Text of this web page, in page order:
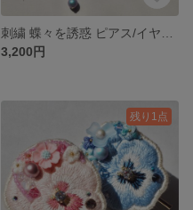
3,200円
残り1点